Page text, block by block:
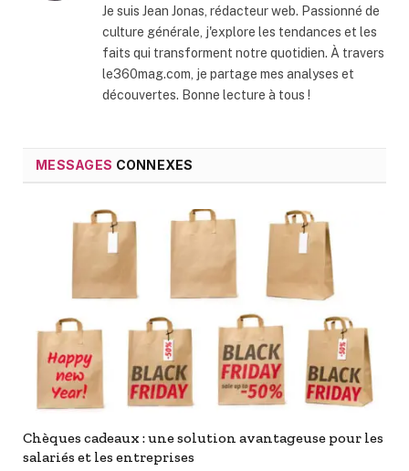
Je suis Jean Jonas, rédacteur web. Passionné de
culture générale, j'explore les tendances et les
faits qui transforment notre quotidien. À travers
le360mag.com, je partage mes analyses et
découvertes. Bonne lecture à tous !
MESSAGES CONNEXES
Chèques cadeaux : une solution avantageuse pour les
salariés et les entreprises